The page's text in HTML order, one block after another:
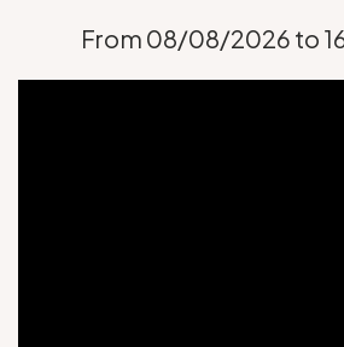
City of Liège
From 08/08/2026 to